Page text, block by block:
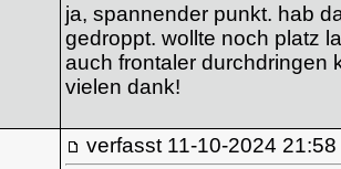
ja, spannender punkt. hab
gedroppt. wollte noch platz
auch frontaler durchdringen
vielen dank!
verfasst 11-10-2024 21:58